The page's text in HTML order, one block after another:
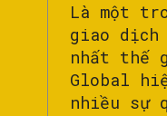
Là một
giao dịch
nhất thế
Global
nhiều sự